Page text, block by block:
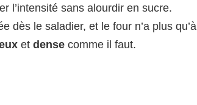
l’intensité sans alourdir en sucre.
dès le saladier, et le four n’a plus qu’à
et dense comme il faut.